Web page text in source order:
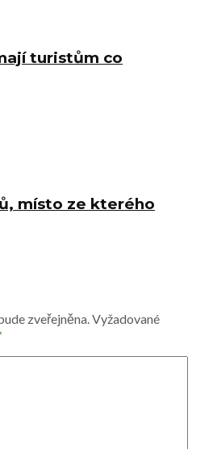
turistům co
místo ze kterého
zveřejněna.Vyžadované